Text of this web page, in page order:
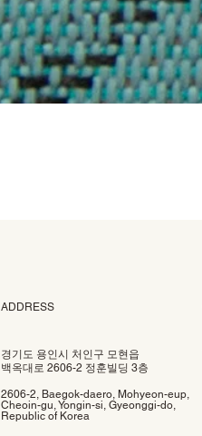
ADDRESS
경기도 용인시 처인구 모현읍
백옥대로 2606-2 정훈빌딩 3층
2606-2, Baegok-daero, Mohyeon-eup,
Cheoin-gu, Yongin-si, Gyeonggi-do,
Republic of Korea